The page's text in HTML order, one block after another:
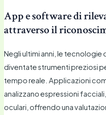
App e software di
attraverso il
Negli ultimi anni, le
diventate strumenti preziosi
tempo reale. Applicazioni
analizzano espressioni
oculari, offrendo una